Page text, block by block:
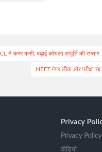
ने कमर कसी, बढ़ाई कोयला आपूर्ति की रफ्तार
NEET पेपर लीक और परीक्षा
Privacy
Privacy Policy
वीडियो